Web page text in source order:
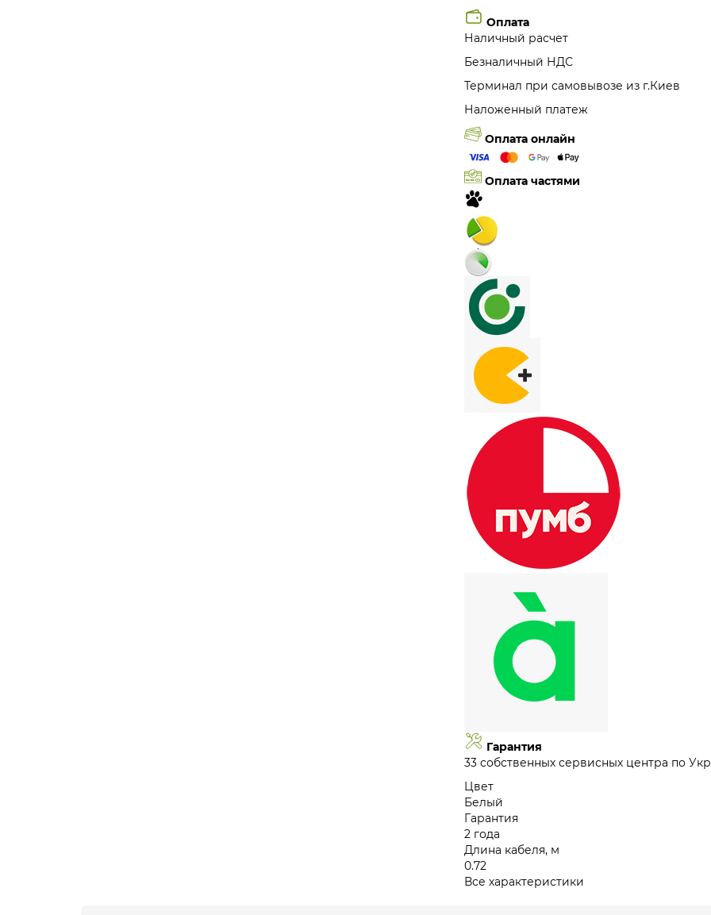
Оплата
Наличный расчет
Безналичный НДС
Терминал при самовывозе из г.Киев
Наложенный платеж
Оплата онлайн
Оплата частями
Гарантия
33 собственных сервисных центра по
Цвет
Белый
Гарантия
2 года
Длина кабеля, м
0.72
Все характеристики